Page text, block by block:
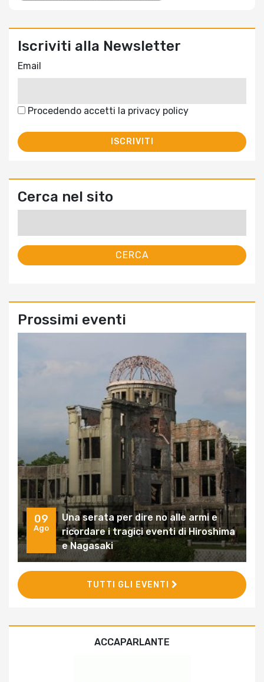
Iscriviti alla Newsletter
Email
Procedendo accetti la privacy policy
Cerca nel sito
Prossimi eventi
09
Ago
Una serata per dire no alle armi e
ricordare i tragici eventi di Hiroshima
e Nagasaki
TUTTI GLI EVENTI
ACCAPARLANTE